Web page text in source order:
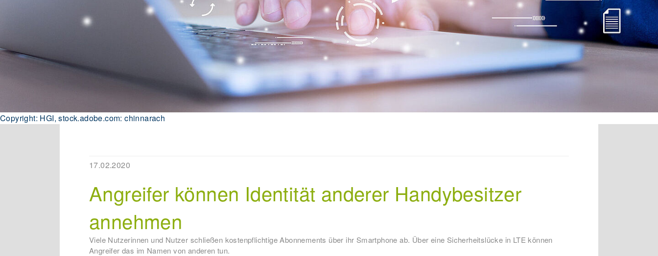
Copyright: HGI, stock.adobe.com: chinnarach
17.02.2020
Angreifer können Identität anderer Handybesitzer
annehmen
Viele Nutzerinnen und Nutzer schließen kostenpflichtige Abonnements über ihr Smartphone ab. Über eine Sicherheitslücke in LTE können
Angreifer das im Namen von anderen tun.